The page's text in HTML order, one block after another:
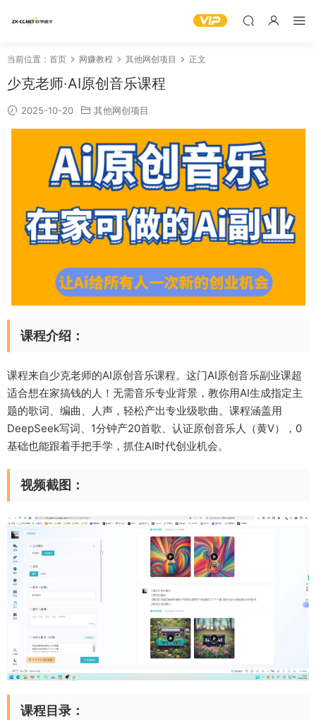
当前位置： 首页 网赚教程 其他网创项目 正文
少克老师·AI原创音乐课程
2025-10-20 其他网创项目
课程介绍：
课程来自少克老师的AI原创音乐课程。这门AI原创音乐副业课超
适合想在家搞钱的人！无需音乐专业背景，教你用AI生成指定主
题的歌词、编曲、人声，轻松产出专业级歌曲。课程涵盖用
DeepSeek写词、1分钟产20首歌、认证原创音乐人（黄V），0
基础也能跟着手把手学，抓住AI时代创业机会。
视频截图：
课程目录：